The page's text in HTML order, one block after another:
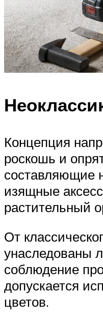
Концепция
роскошь и
составляющие
изящные
растительный
От
унаследованы
соблюдение
допускается
цветов.